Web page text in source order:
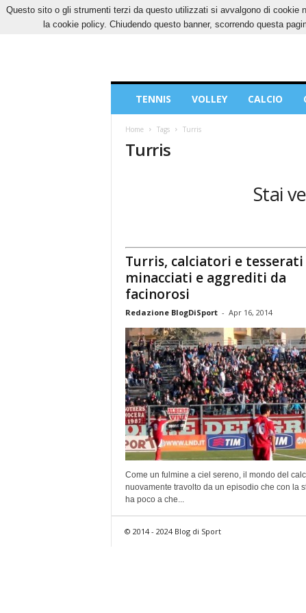
GIOVEDÌ, 6 AGOSTO 2026 CONTATTI
Sport
TENNIS VOLLEY CALCIO
Home Tags Turris
Turris
Stai
Turris, calciatori e tesserati
minacciati e aggrediti da
facinorosi
Redazione BlogDiSport - Apr 16, 2014
Come un fulmine a ciel sereno, il mondo del
nuovamente travolto da un episodio che con la
ha poco a che...
© 2014 - 2024 Blog di Sport
Questo sito o gli strumenti terzi da questo utilizzati si avvalgono di
la cookie policy. Chiudendo questo banner, scorrendo questa